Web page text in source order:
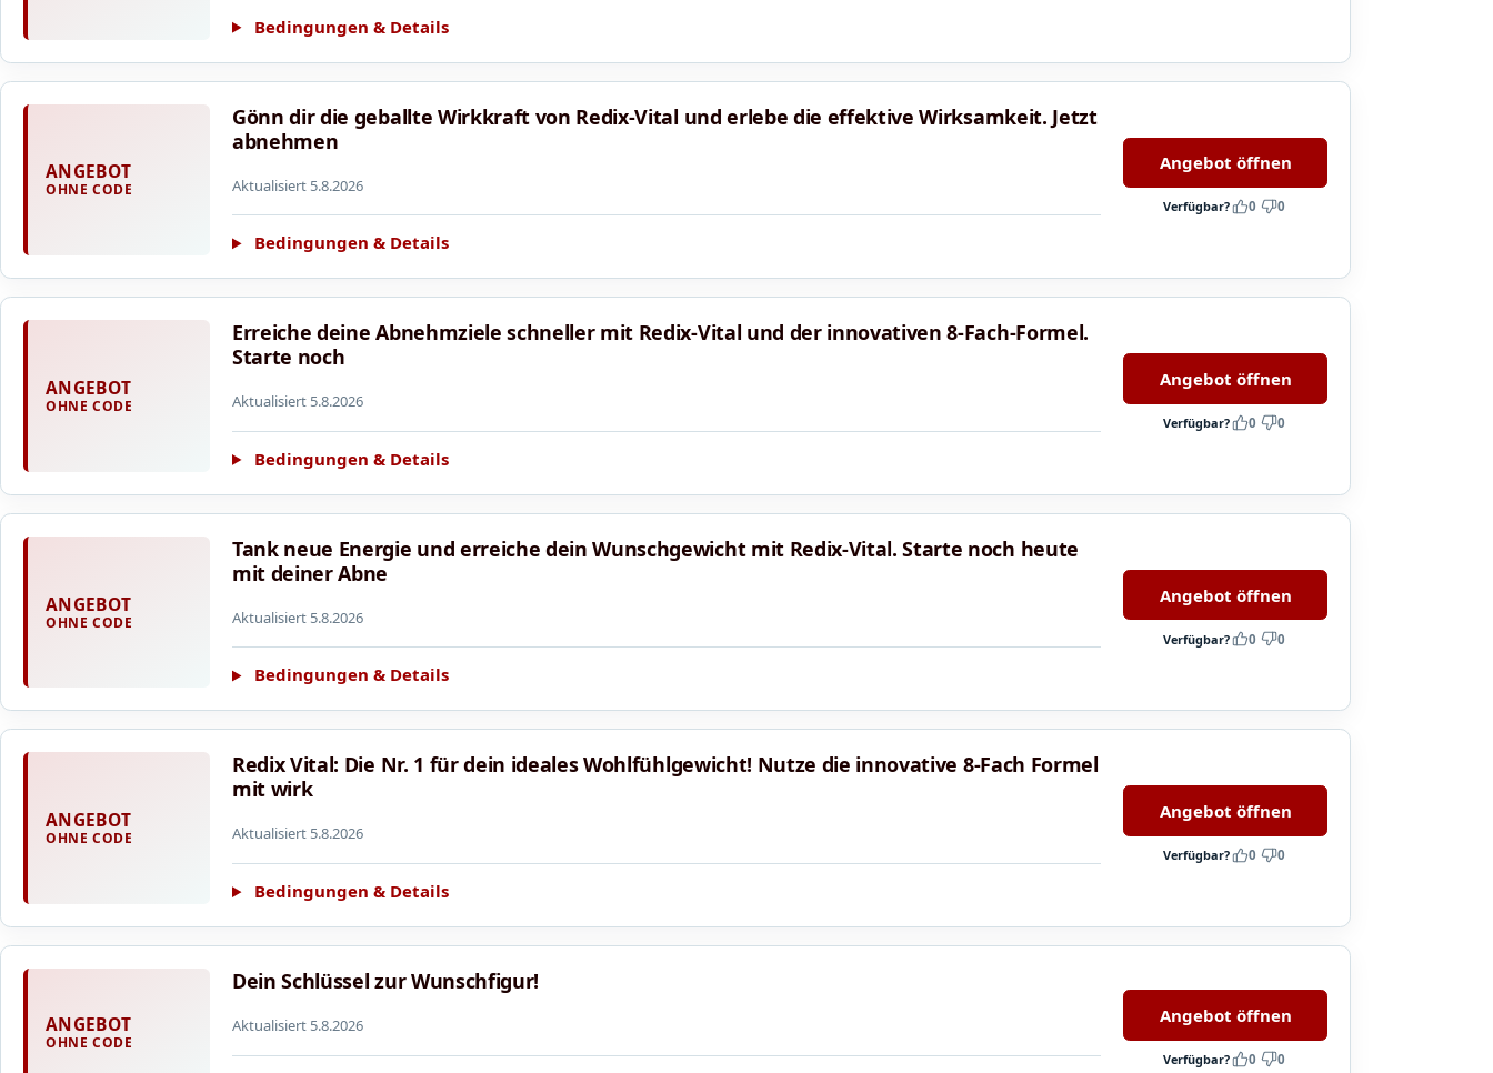
Bedingungen & Details
ANGEBOT
OHNE CODE
Gönn dir die geballte Wirkkraft von Redix-Vital und erlebe die effektive Wirksamkeit. Jetzt
abnehmen
Aktualisiert 5.8.2026
Bedingungen & Details
Angebot öffnen
Verfügbar? 0 0
ANGEBOT
OHNE CODE
Erreiche deine Abnehmziele schneller mit Redix-Vital und der innovativen 8-Fach-Formel.
Starte noch
Aktualisiert 5.8.2026
Bedingungen & Details
Angebot öffnen
Verfügbar? 0 0
ANGEBOT
OHNE CODE
Tank neue Energie und erreiche dein Wunschgewicht mit Redix-Vital. Starte noch heute
mit deiner Abne
Aktualisiert 5.8.2026
Bedingungen & Details
Angebot öffnen
Verfügbar? 0 0
ANGEBOT
OHNE CODE
Redix Vital: Die Nr. 1 für dein ideales Wohlfühlgewicht! Nutze die innovative 8-Fach Formel
mit wirk
Aktualisiert 5.8.2026
Bedingungen & Details
Angebot öffnen
Verfügbar? 0 0
ANGEBOT
OHNE CODE
Dein Schlüssel zur Wunschfigur!
Aktualisiert 5.8.2026 Angebot öffnen
Verfügbar? 0 0